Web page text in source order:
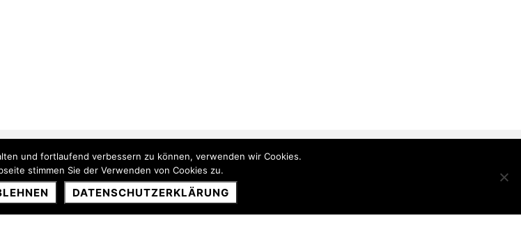
Home Services Portfolio Blog Impressum
und fortlaufend verbessern zu können, verwenden wir Cookies.
stimmen Sie der Verwenden von Cookies zu.
DATENSCHUTZERKLÄRUNG